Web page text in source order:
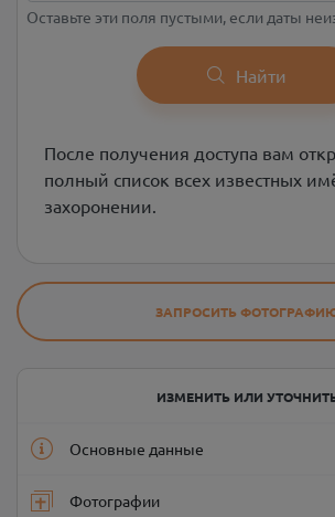
Оставьте эти поля пустыми, если даты
Найти
После получения доступа вам
полный список всех известных
захоронении.
ЗАПРОСИТЬ
ИЗМЕНИТЬ ИЛИ
Основные данные
Фотографии